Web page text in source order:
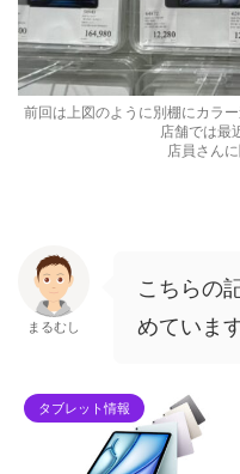
前回は上図のように別棚にカラ
店舗では最
店員さん
まるむし
こちらの
めていま
タブレット情報